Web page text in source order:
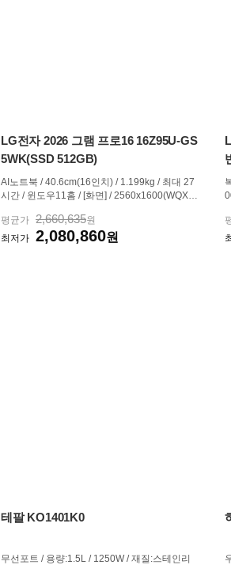
LG전자 2026 그램 프로16 16Z95U-GS
5WK(SSD 512GB)
AI노트북 / 40.6cm(16인치) / 1.199kg / 최대 27
시간 / 윈도우11홈 / [화면] / 2560x1600(WQXG
5GHz) / 50TOPS / [그래픽] / 내장그래픽 / Rade
on 840M / 4core / [구성] / 16GB / 램 교체:불가
평균가 2,660,635원
최저가 2,080,860원
/
테팔 KO1401K0
무선포트 / 용량:1.5L / 1250W / 재질:스테인리